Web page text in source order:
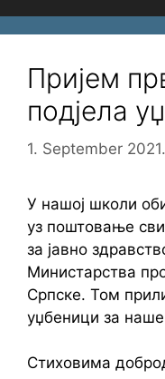
Пријем
подјела
1. September 2021.
У нашој школи
уз поштовање
за јавно
Министарства
Српске. Том
уџбеници за
Стиховима